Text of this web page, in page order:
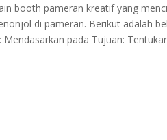
booth pameran kreatif yang
di pameran. Berikut adalah
Mendasarkan pada Tujuan: